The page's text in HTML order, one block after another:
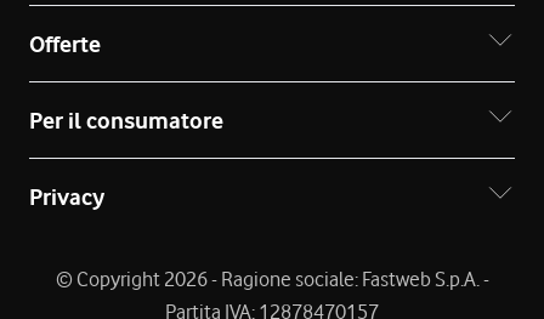
Offerte
Per il consumatore
Privacy
© Copyright 2026 - Ragione sociale: Fastweb S.p.A. -
Partita IVA: 12878470157